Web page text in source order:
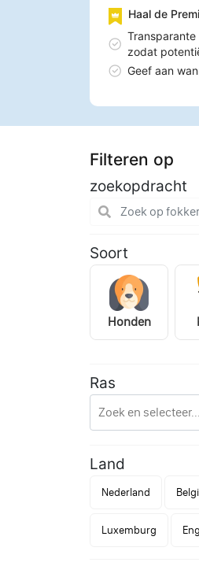
Haal de
zodat
Geef aan
Filteren op
zoekopdracht
Soort
Honden
Ras
Land
Nederland
Luxemburg